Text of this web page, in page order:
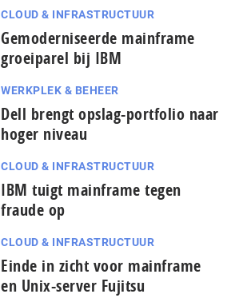
CLOUD & INFRASTRUCTUUR
Gemoderniseerde mainframe
groeiparel bij IBM
WERKPLEK & BEHEER
Dell brengt opslag-portfolio naar
hoger niveau
CLOUD & INFRASTRUCTUUR
IBM tuigt mainframe tegen
fraude op
CLOUD & INFRASTRUCTUUR
Einde in zicht voor mainframe
en Unix-server Fujitsu